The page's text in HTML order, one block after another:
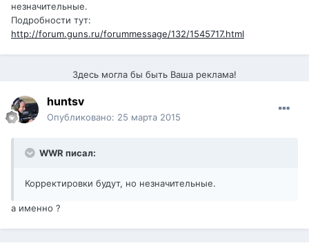
незначительные.
Подробности тут:
http://forum.guns.ru/forummessage/132/1545717.html
Здесь могла бы быть Ваша реклама!
huntsv
Опубликовано: 25 марта 2015
WWR писал:
Корректировки будут, но незначительные.
а именно ?